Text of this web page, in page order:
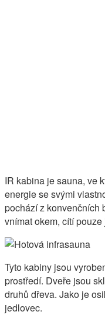
IR kabina je sauna, ve
energie se svými
pochází z konvenčních
vnímat okem, cítí
Tyto kabiny jsou
prostředí. Dveře jsou
druhů dřeva. Jako je
jedlovec.